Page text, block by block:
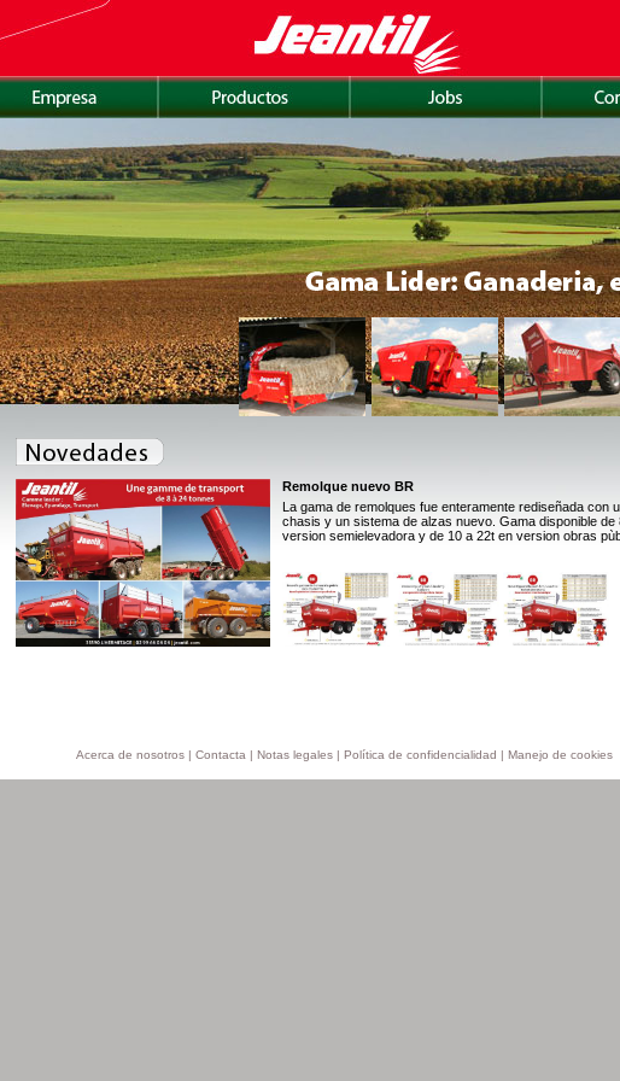
Remolque nuevo BR
La gama de remolques fue enteramente rediseñada con
chasis y un sistema de alzas nuevo. Gama disponible
version semielevadora y de 10 a 22t en version obras
Acerca de nosotros | Contacta | Notas legales | Política de confidencialidad | Manejo de cookies